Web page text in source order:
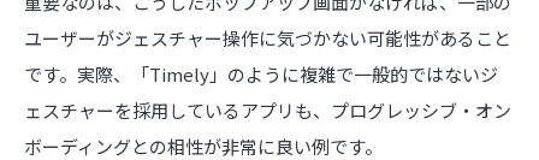
ユーザーがジェスチャー操作に気づかない可能性があること
です。実際、「Timely」のように複雑で一般的ではないジ
ェスチャーを採用しているアプリも、プログレッシブ・オン
ボーディングとの相性が非常に良い例です。